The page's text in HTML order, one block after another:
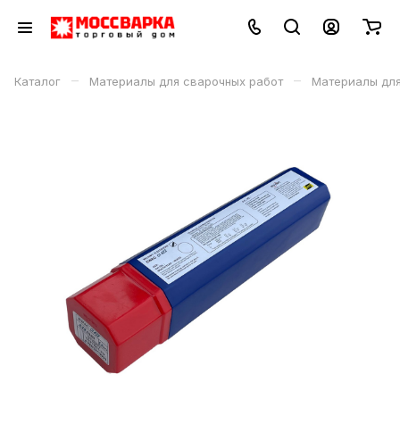
Каталог – Материалы для сварочных работ – Материалы